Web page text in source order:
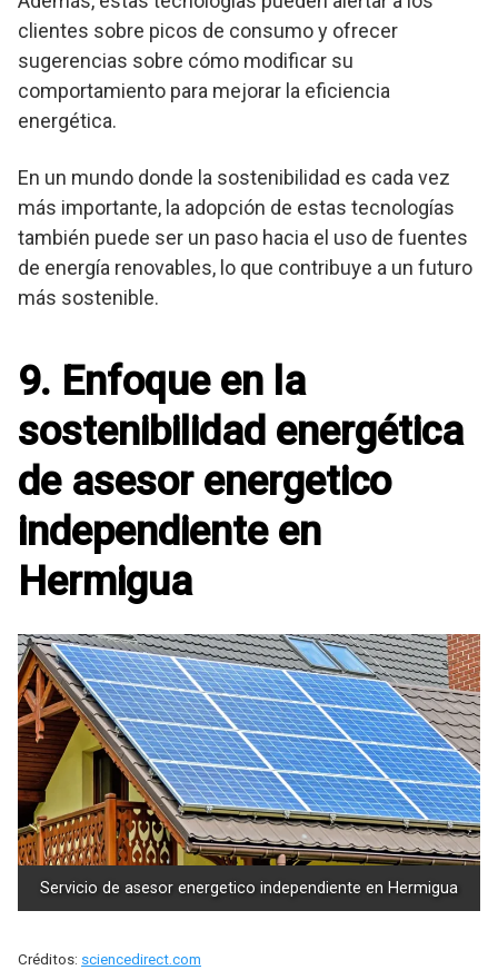
clientes sobre picos de consumo y ofrecer
sugerencias sobre cómo modificar su
comportamiento para mejorar la eficiencia
energética.
En un mundo donde la sostenibilidad es cada vez
más importante, la adopción de estas tecnologías
también puede ser un paso hacia el uso de fuentes
de energía renovables, lo que contribuye a un futuro
más sostenible.
9. Enfoque en la
sostenibilidad energética
de asesor energetico
independiente en
Hermigua
Servicio de asesor energetico independiente en Hermigua
Créditos: sciencedirect.com